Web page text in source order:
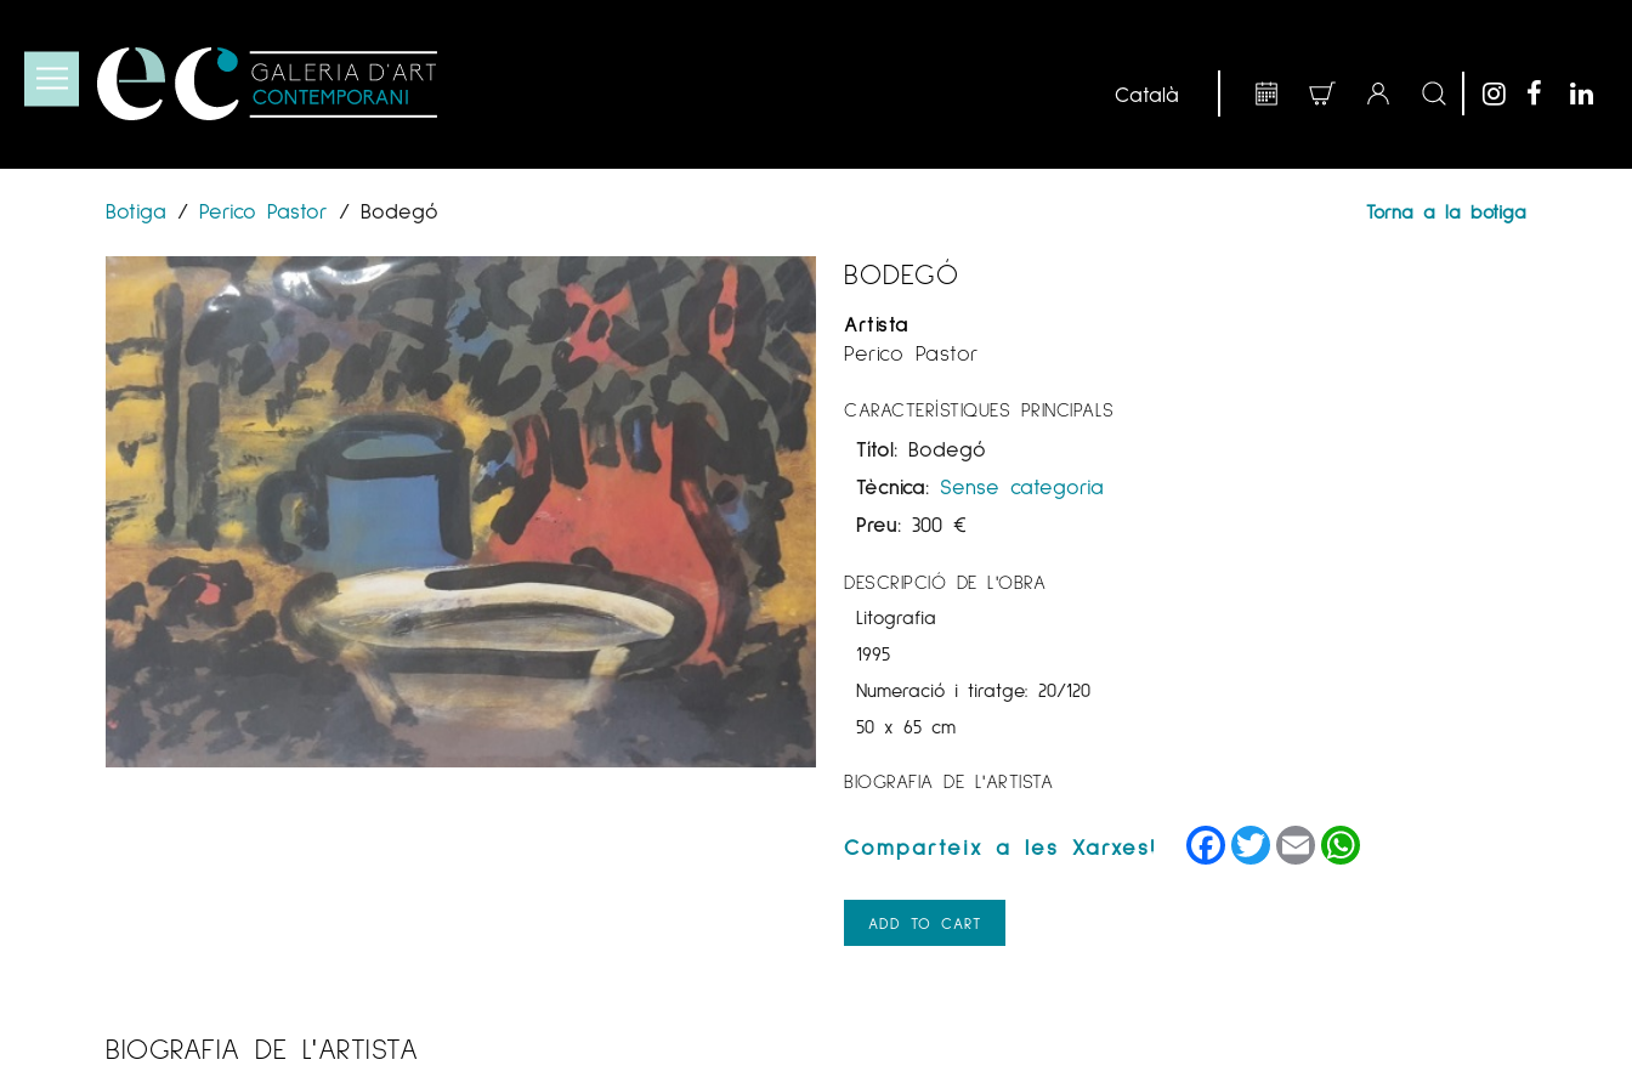
Botiga / Perico Pastor / Bodegó Torna a la botiga
BODEGÓ
Artista
Perico Pastor
CARACTERÍSTIQUES PRINCIPALS
Títol: Bodegó
Tècnica: Sense categoria
Preu: 300€
DESCRIPCIÓ DE L'OBRA
Litografia
1995
Numeració i tiratge: 20/120
50 x 65 cm
BIOGRAFIA DE L'ARTISTA
Facebook
TwitterEmail
ADD TO CART
BIOGRAFIA DE L'ARTISTA